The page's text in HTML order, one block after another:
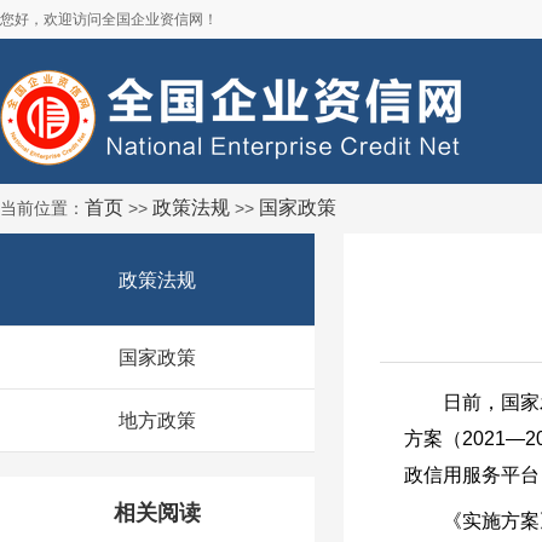
您好，欢迎访问全国企业资信网！
当前位置： 首页 >> 政策法规 >> 国家政策
政策法规
国家政策
地方政策
相关阅读
日前，国家发
方案（
政信用服务平
《实施方案》